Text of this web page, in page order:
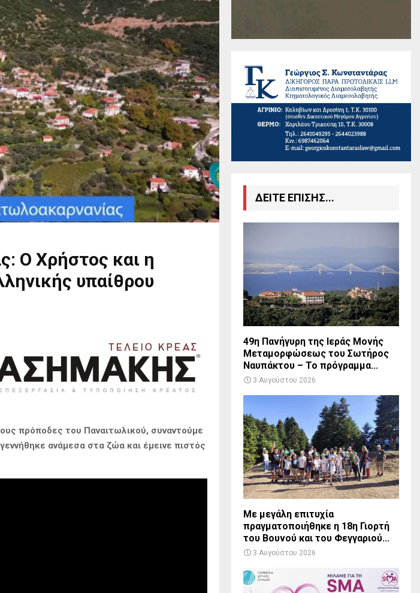
Ο Χρήστος και η
υπαίθρου
πρόποδες του Παναιτωλικού, συναντούμε
ανάμεσα στα ζώα και έμεινε πιστός
ΔΕΙΤΕ ΕΠΙΣΗΣ...
49η Πανήγυρη της Ιεράς Μονής
Μεταμορφώσεως του Σωτήρος
Ναυπάκτου – Το πρόγραμμα...
3 Αυγούστου 2026
Με μεγάλη επιτυχία
πραγματοποιήθηκε η 18η Γιορτή
του Βουνού και του Φεγγαριού...
3 Αυγούστου 2026